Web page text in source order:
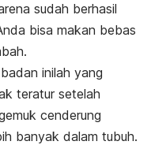
sudah berhasil
bisa makan bebas
inilah yang
teratur setelah
cenderung
banyak dalam tubuh.